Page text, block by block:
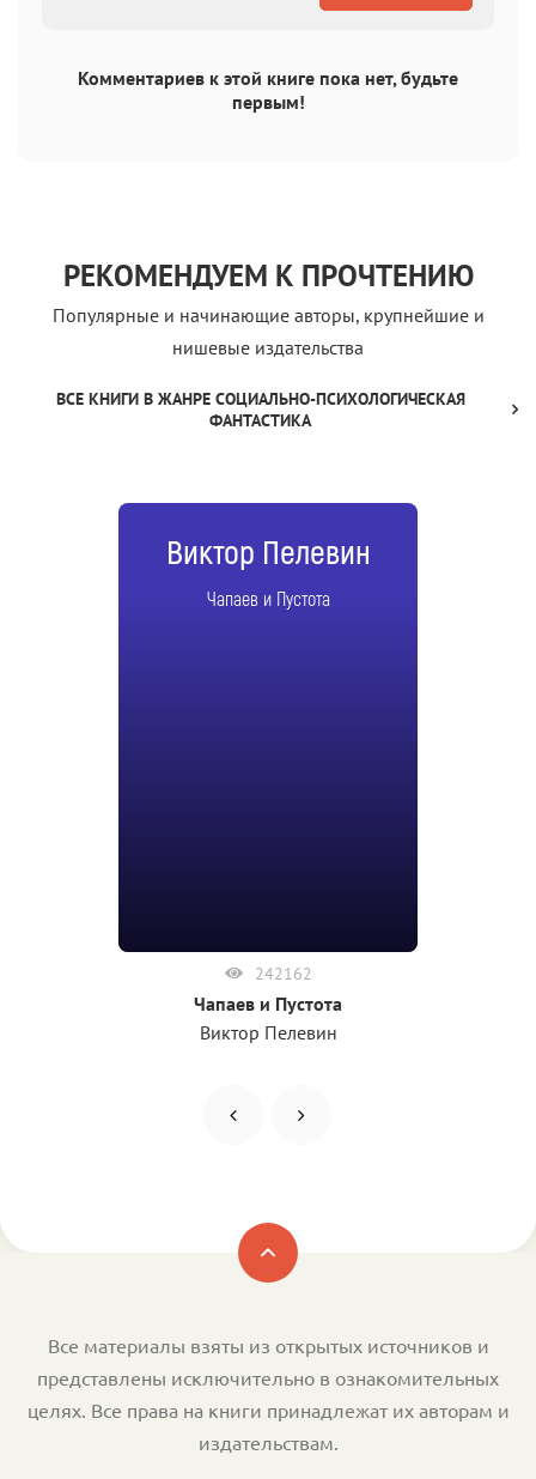
Комментариев к этой книге пока нет, будьте
первым!
РЕКОМЕНДУЕМ К ПРОЧТЕНИЮ
Популярные и начинающие авторы, крупнейшие и
нишевые издательства
ВСЕ КНИГИ В ЖАНРЕ СОЦИАЛЬНО-ПСИХОЛОГИЧЕСКАЯ
ФАНТАСТИКА
Виктор Пелевин
Чапаев и Пустота
242162
Чапаев и Пустота
Виктор Пелевин
Все материалы взяты из открытых источников и
представлены исключительно в ознакомительных
целях. Все права на книги принадлежат их авторам и
издательствам.